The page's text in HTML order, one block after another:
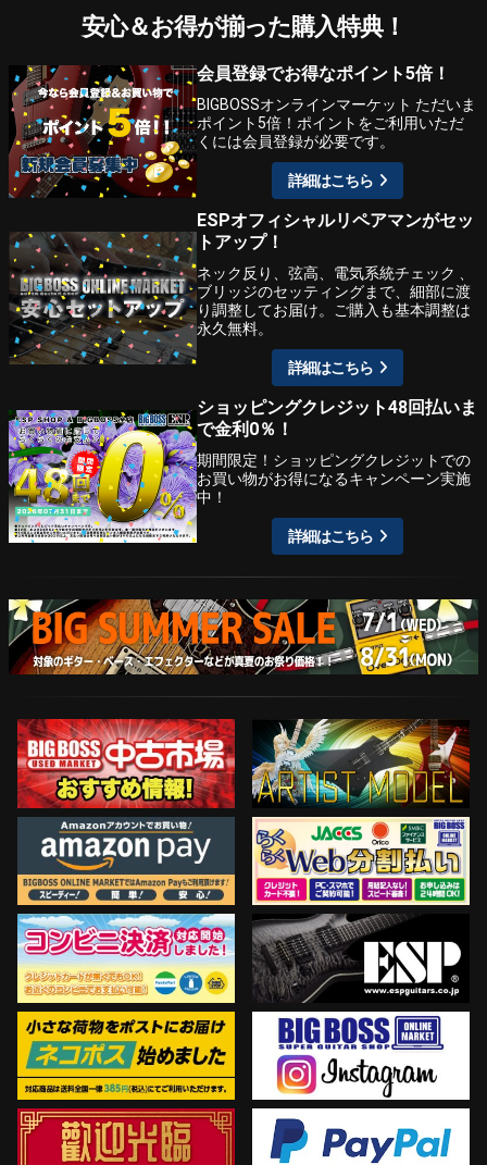
安心＆お得が揃った購入特典！
会員登録でお得なポイント5倍！
BIGBOSSオンラインマーケット ただいま
ポイント5倍！ポイントをご利用いただ
くには会員登録が必要です。
詳細はこちら
ESPオフィシャルリペアマンがセッ
トアップ！
ネック反り、弦高、電気系統チェック 、
ブリッジのセッティングまで、細部に渡
り調整してお届け。ご購入も基本調整は
永久無料。
詳細はこちら
ショッピングクレジット48回払いま
で金利0％！
期間限定！ショッピングクレジットでの
お買い物がお得になるキャンペーン実施
中！
詳細はこちら